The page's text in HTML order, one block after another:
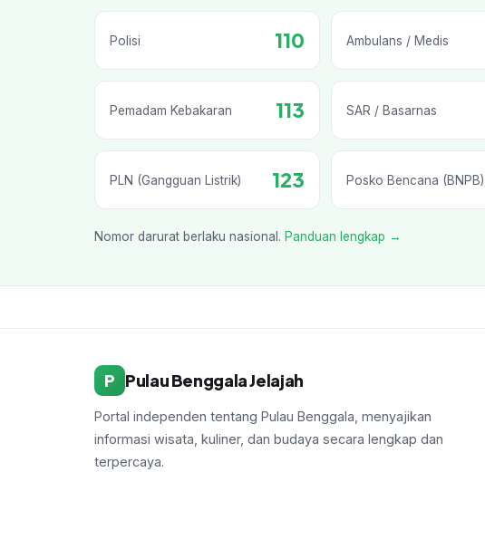
Polisi 110 Ambulans / Medis
Pemadam Kebakaran 113 SAR / Basarnas
PLN (Gangguan Listrik) 123 Posko Bencana (BNPB)
Nomor darurat berlaku nasional. Panduan lengkap →
P Pulau Benggala Jelajah
Portal independen tentang Pulau Benggala, menyajikan
informasi wisata, kuliner, dan budaya secara lengkap dan
terpercaya.